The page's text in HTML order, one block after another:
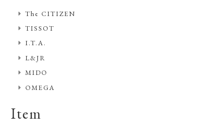
The CITIZEN
TISSOT
I.T.A.
L&JR
MIDO
OMEGA
Item